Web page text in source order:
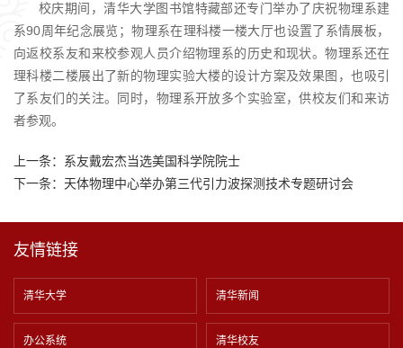
校庆期间，清华大学图书馆特藏部还专门举办了庆祝物理系建
系90周年纪念展览；物理系在理科楼一楼大厅也设置了系情展板，
向返校系友和来校参观人员介绍物理系的历史和现状。物理系还在
理科楼二楼展出了新的物理实验大楼的设计方案及效果图，也吸引
了系友们的关注。同时，物理系开放多个实验室，供校友们和来访
者参观。
上一条： 系友戴宏杰当选美国科学院院士
下一条： 天体物理中心举办第三代引力波探测技术专题研讨会
友情链接
清华大学 清华新闻
办公系统 清华校友